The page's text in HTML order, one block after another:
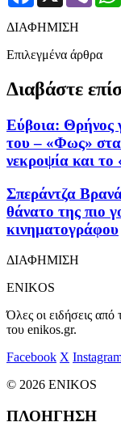
ΔΙΑΦΗΜΙΣΗ
Επιλεγμένα άρθρα
Διαβάστε
Εύβοια: Θρήνος
του – «Φως» στα
νεκροψία και το
Σπεράντζα
θάνατο της πιο
κινηματογράφου
ΔΙΑΦΗΜΙΣΗ
ENIKOS
Όλες οι ειδήσεις
του enikos.gr.
Facebook X
© 2026 ENIKOS
ΠΛΟΗΓΗΣΗ